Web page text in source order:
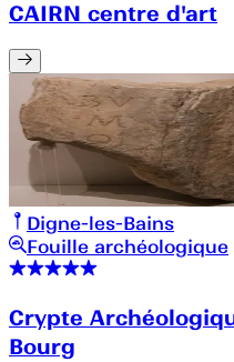
CAIRN centre d'art
Digne-les-Bains
Fouille archéologique
Crypte
Bourg